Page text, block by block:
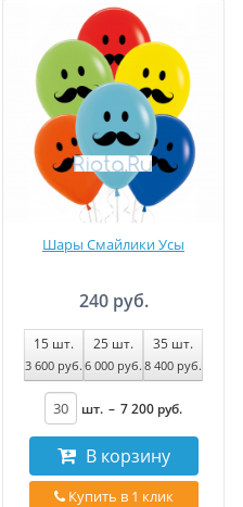
Шары Смайлики Усы
240 руб.
15 шт.
3 600 руб.
25 шт.
6 000 руб.
35 шт.
8 400 руб.
шт. – 7 200 руб.
В корзину
Купить в 1 клик